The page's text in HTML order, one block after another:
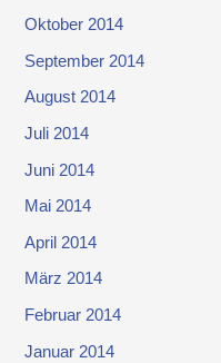
Oktober 2014
September 2014
August 2014
Juli 2014
Juni 2014
Mai 2014
April 2014
März 2014
Februar 2014
Januar 2014